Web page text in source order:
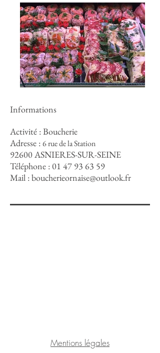
Informations
Activité : Boucherie
Adresse :6 rue de la Station
92600 ASNIERES-SUR-SEINE
Téléphone :01 47 93 63 59
Mail :boucherieornaise@outlook.fr
Mentions légales